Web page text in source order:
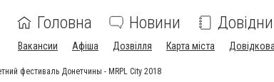
Головна Новини
Вакансии Афіша Дозвілля Карта міста Довідкова
фестиваль Донетчины - MRPL City 2018